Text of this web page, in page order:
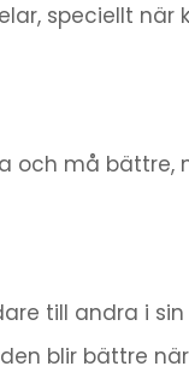
speciellt när
och må bättre,
till andra i
blir bättre